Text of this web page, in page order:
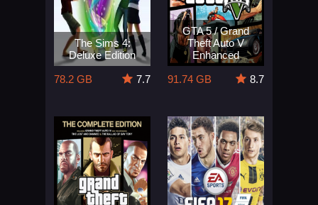
The Sims 4:
Deluxe Edition
78.2 GB
7.7
GTA 5 / Grand
Theft Auto V
Enhanced
91.74 GB
8.7